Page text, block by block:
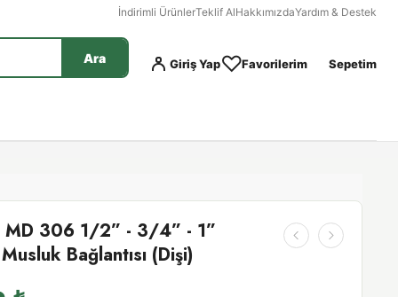
İndirimli ÜrünlerTeklif AlHakkımızdaYardım & Destek
Ara Giriş Yap Favorilerim Sepetim
MD 306 1/2” - 3/4” - 1”
Bağlantısı (Dişi)